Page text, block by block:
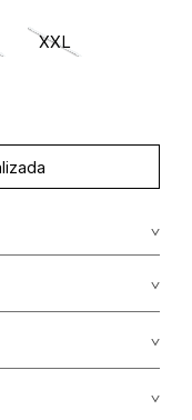
XXL
/ secar
Card y American